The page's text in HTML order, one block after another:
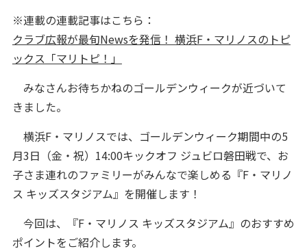
※連載の連載記事はこちら：
クラブ広報が最旬Newsを発信！ 横浜F・マリノスのトピ
ックス「マリトピ！」
みなさんお待ちかねのゴールデンウィークが近づいて
きました。
横浜F・マリノスでは、ゴールデンウィーク期間中の5
月3日（金・祝）14:00キックオフ ジュビロ磐田戦で、お
子さま連れのファミリーがみんなで楽しめる『F・マリノ
ス キッズスタジアム』を開催します！
今回は、『F・マリノス キッズスタジアム』のおすすめ
ポイントをご紹介します。